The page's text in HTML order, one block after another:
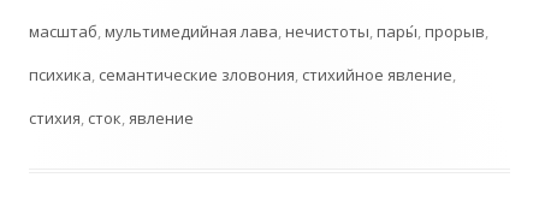
масштаб,мультимедийная лава,нечистоты,пары́,прорыв,
психика, семантические зловония, стихийное явление,
стихия, сток,явление